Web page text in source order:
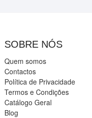
SOBRE NÓS
Quem somos
Contactos
Política de Privacidade
Termos e Condições
Catálogo Geral
Blog